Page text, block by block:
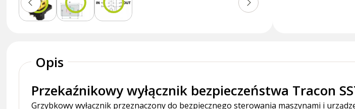
Opis
Przekaźnikowy wyłącznik bezpieczeństwa Tracon
Grzybkowy wyłącznik przeznaczony do bezpiecznego sterowania maszynami i